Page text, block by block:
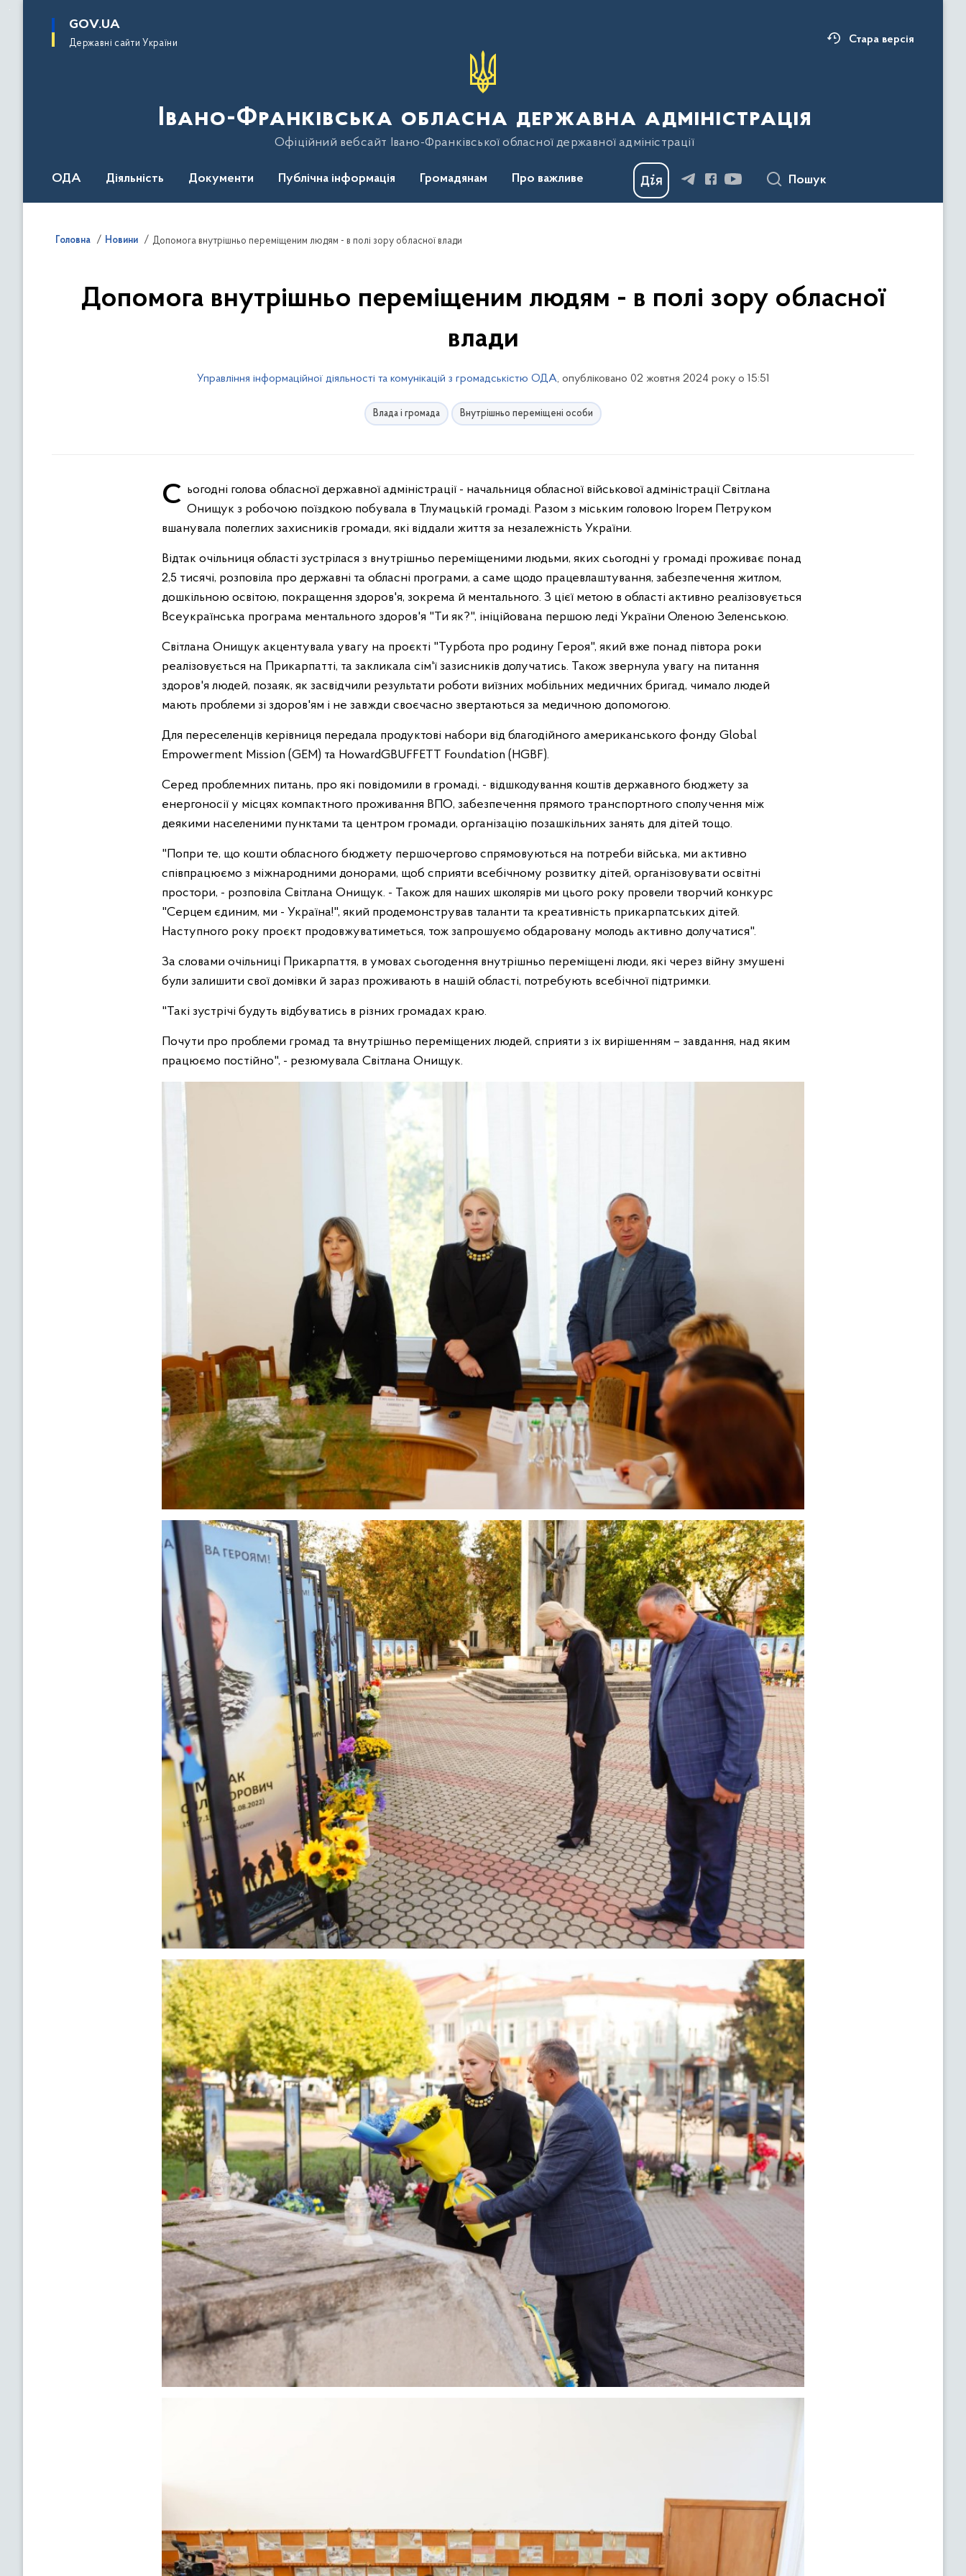
основного
GOV.UA
Державні сайти України Стара версія
Івано-Франківська обласна державна адміністрація
Офіційний вебсайт Івано-Франківської обласної державної адміністрації
ОДА Діяльність Документи Публічна інформація Громадянам Про важливе Пошук
Головна Новини Допомога внутрішньо переміщеним людям - в полі зору обласної влади
Допомога внутрішньо переміщеним людям - в полі зору обласної
влади
Управління інформаційної діяльності та комунікацій з громадськістю ОДА, опубліковано 02 жовтня 2024 року о 15:51
Влада і громада Внутрішньо переміщені особи
Сьогодні голова обласної державної адміністрації - начальниця обласної військової адміністрації Світлана Онищук з робочою поїздкою побувала в Тлумацькій громаді. Разом з міським головою Ігорем Петруком
вшанувала полеглих захисників громади, які віддали життя за незалежність України.
Відтак очільниця області зустрілася з внутрішньо переміщеними людьми, яких сьогодні у громаді проживає понад
2,5 тисячі, розповіла про державні та обласні програми, а саме щодо працевлаштування, забезпечення житлом,
дошкільною освітою, покращення здоров'я, зокрема й ментального. З цієї метою в області активно реалізовується
Всеукраїнська програма ментального здоров'я "Ти як?", ініційована першою леді України Оленою Зеленською.
Світлана Онищук акцентувала увагу на проєкті "Турбота про родину Героя", який вже понад півтора роки
реалізовується на Прикарпатті, та закликала сім'ї зазисників долучатись. Також звернула увагу на питання
здоров'я людей, позаяк, як засвідчили результати роботи виїзних мобільних медичних бригад, чимало людей
мають проблеми зі здоров'ям і не завжди своєчасно звертаються за медичною допомогою.
Для переселенців керівниця передала продуктові набори від благодійного американського фонду Global
Empowerment Mission (GEM) та HowardGBUFFETT Foundation (HGBF).
Серед проблемних питань, про які повідомили в громаді, - відшкодування коштів державного бюджету за
енергоносії у місцях компактного проживання ВПО, забезпечення прямого транспортного сполучення між
деякими населеними пунктами та центром громади, організацію позашкільних занять для дітей тощо.
"Попри те, що кошти обласного бюджету першочергово спрямовуються на потреби війська, ми активно
співпрацюємо з міжнародними донорами, щоб сприяти всебічному розвитку дітей, організовувати освітні
простори, - розповіла Світлана Онищук. - Також для наших школярів ми цього року провели творчий конкурс
"Серцем єдиним, ми - Україна!", який продемонстрував таланти та креативність прикарпатських дітей.
Наступного року проєкт продовжуватиметься, тож запрошуємо обдаровану молодь активно долучатися".
За словами очільниці Прикарпаття, в умовах сьогодення внутрішньо переміщені люди, які через війну змушені
були залишити свої домівки й зараз проживають в нашій області, потребують всебічної підтримки.
"Такі зустрічі будуть відбуватись в різних громадах краю.
Почути про проблеми громад та внутрішньо переміщених людей, сприяти з іх вирішенням – завдання, над яким
працюємо постійно", - резюмувала Світлана Онищук.